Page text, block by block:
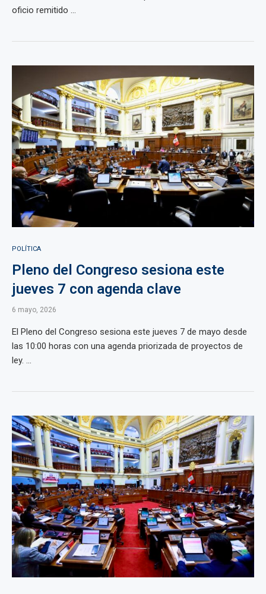
oficio remitido ...
POLÍTICA
Pleno del Congreso sesiona este
jueves 7 con agenda clave
6 mayo, 2026
El Pleno del Congreso sesiona este jueves 7 de mayo desde
las 10:00 horas con una agenda priorizada de proyectos de
ley. ...